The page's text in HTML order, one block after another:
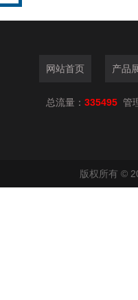
网站首页 产品
总流量： 335495 管
版权所有 ©